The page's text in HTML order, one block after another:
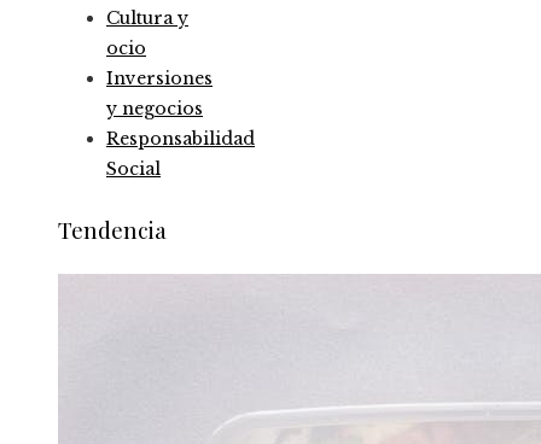
Cultura y
ocio
Inversiones
y negocios
Responsabilidad
Social
Tendencia